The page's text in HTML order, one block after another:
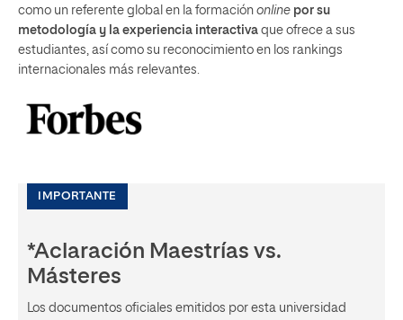
como un referente global en la formación online por su
metodología y la experiencia interactiva que ofrece a sus
estudiantes, así como su reconocimiento en los rankings
internacionales más relevantes.
IMPORTANTE
*Aclaración Maestrías vs.
Másteres
Los documentos oficiales emitidos por esta universidad